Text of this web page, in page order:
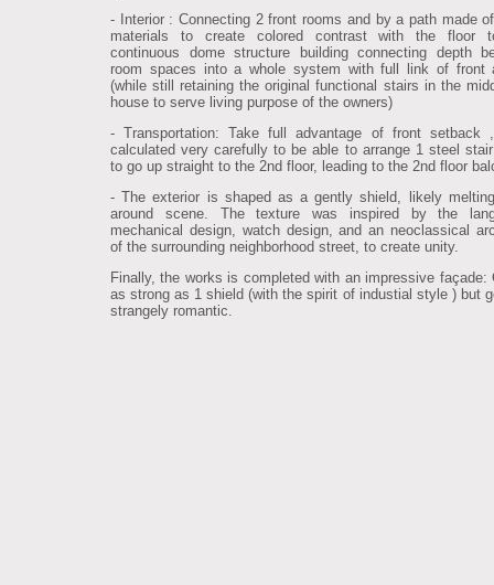
- Interior : Connecting 2 front rooms and by a path made
materials to create colored contrast with the floor
continuous dome structure building connecting depth
room spaces into a whole system with full link of front
(while still retaining the original functional stairs in the
house to serve living purpose of the owners)
- Transportation: Take full advantage of front setback
calculated very carefully to be able to arrange 1 steel
to go up straight to the 2nd floor, leading to the 2nd floor
- The exterior is shaped as a gently shield, likely
around scene. The texture was inspired by the
mechanical design, watch design, and an neoclassical
of the surrounding neighborhood street, to create unity.
Finally, the works is completed with an impressive façade:
as strong as 1 shield (with the spirit of industial style ) but
strangely romantic.